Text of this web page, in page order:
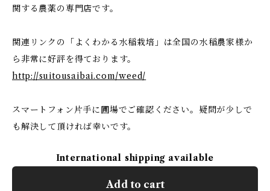
関する農薬の専門店です。
関連リンクの「よくわかる水稲栽培」は全国の水稲農家様か
ら非常に好評を得ております。
http://suitousaibai.com/weed/
スマートフォン片手に圃場でご確認ください。疑問が少しで
も解決して頂ければ幸いです。
International shipping available
Add to cart